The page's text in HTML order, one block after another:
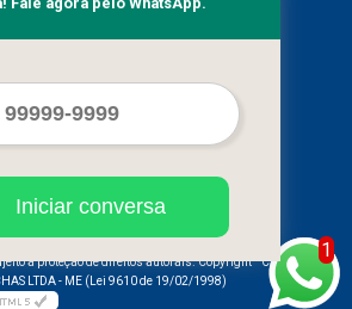
Serviços
Mapa do site
à proteção de direitos autorais. Copyright COMERCIAL
LTDA - ME (Lei 9610 de 19/02/1998)
1
Iniciar conversa